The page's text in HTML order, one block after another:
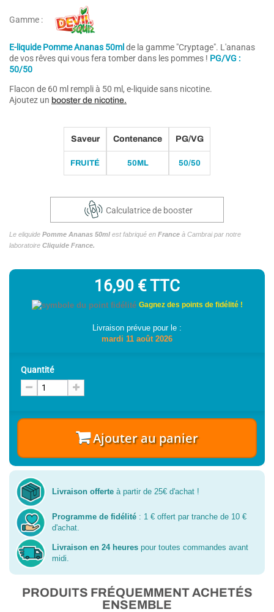
Gamme :
E-liquide Pomme Ananas 50ml de la gamme "Cryptage". L 'ananas
de vos rêves qui vous fera tomber dans les pommes ! PG/VG :
50/50
Flacon de 60 ml rempli à 50 ml, e-liquide sans nicotine.
Ajoutez un booster de nicotine.
Saveur
FRUITÉ
Contenance
50ML
PG/VG
50/50
Calculatrice de booster
Le eliquide Pomme Ananas 50ml est fabriqué en France à Cambrai par notre
laboratoire Cliquide France.
16,90 €TTC
Gagnez des points de fidélité !
Livraison prévue pour le :
mardi 11 août 2026
Quantité
Ajouter au panier
Livraison offerte à partir de 25€ d'achat !
Programme de fidélité : 1 € offert par tranche de 10 €
d'achat.
Livraison en 24 heures pour toutes commandes avant
midi.
PRODUITS FRÉQUEMMENT ACHETÉS
ENSEMBLE